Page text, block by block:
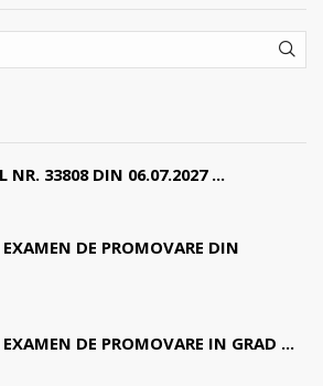
NR. 33808 DIN 06.07.2027 ...
DE PROMOVARE DIN
DE PROMOVARE IN GRAD ...